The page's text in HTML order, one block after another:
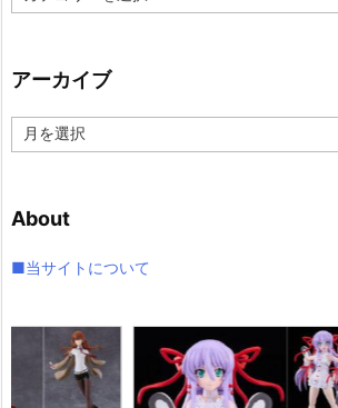
テ
ー
アーカイブ
ー
ブ
About
■当サイトについて